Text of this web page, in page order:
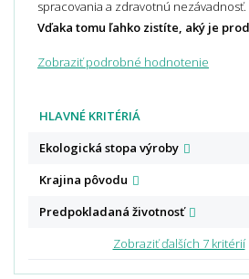
spracovania a zdravotnú nezávadnosť.
Vďaka tomu ľahko zistíte, aký je
Zobraziť podrobné hodnotenie
HLAVNÉ KRITÉRIÁ
Ekologická stopa výroby
Krajina pôvodu
Predpokladaná životnosť
Zobraziť ďalších 7 kritérií